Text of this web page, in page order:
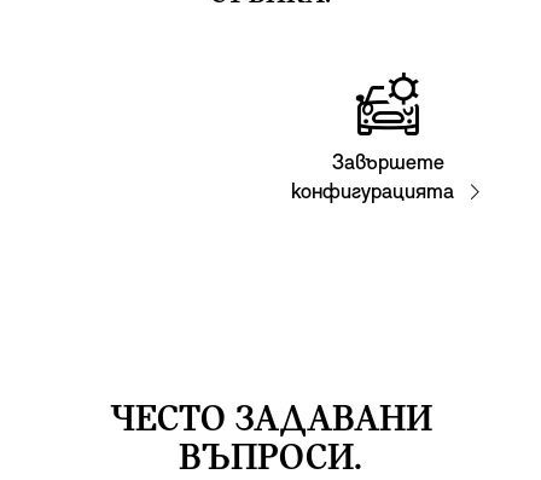
Завършете
конфигурацията
ЧЕСТО ЗАДАВАНИ
ВЪПРОСИ.